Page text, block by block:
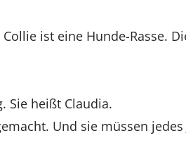
ist eine Hunde-Rasse.
Sie heißt Claudia.
Und sie müssen jedes